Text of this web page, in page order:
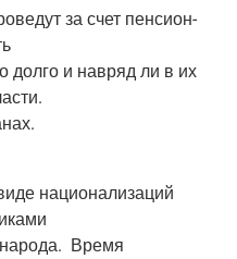
за счет пен­си­он­
и навряд ли в их
наци­о­на­ли­за­ций
Вре­мя